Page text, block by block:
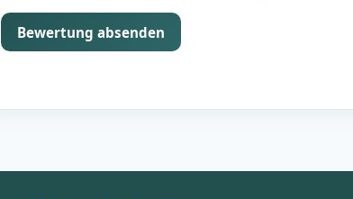
Bewertung absenden